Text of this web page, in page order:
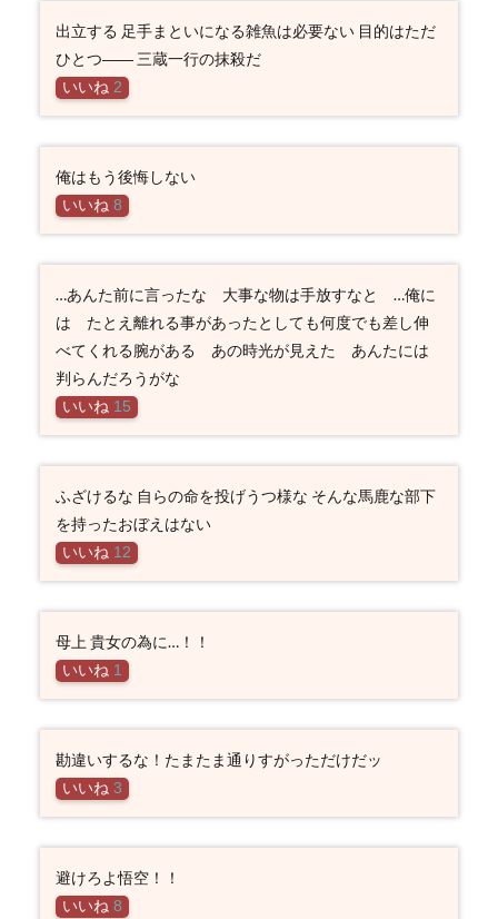
出立する 足手まといになる雑魚は必要ない 目的はただ
ひとつ―― 三蔵一行の抹殺だ
いいね 2
俺はもう後悔しない
いいね 8
…あんた前に言ったな 大事な物は手放すなと …俺に
は たとえ離れる事があったとしても何度でも差し伸
べてくれる腕がある あの時光が見えた あんたには
判らんだろうがな
いいね 15
ふざけるな 自らの命を投げうつ様な そんな馬鹿な部下
を持ったおぼえはない
いいね 12
母上 貴女の為に…！！
いいね 1
勘違いするな！たまたま通りすがっただけだッ
いいね 3
避けろよ悟空！！
いいね 8